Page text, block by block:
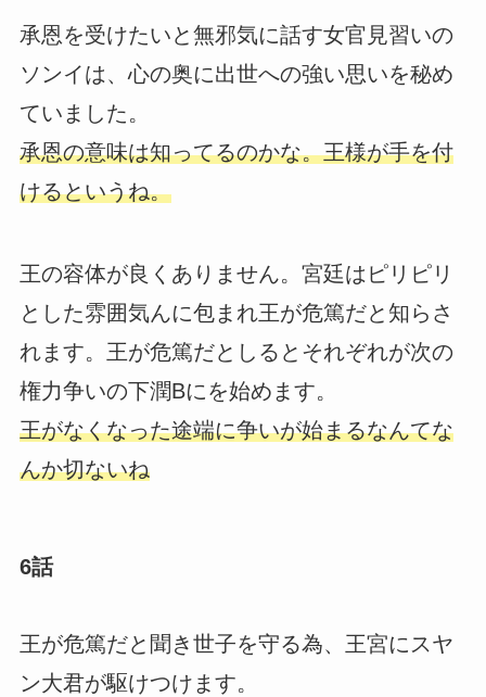
承恩を受けたいと無邪気に話す女官見習いの
ソンイは、心の奥に出世への強い思いを秘め
ていました。
承恩の意味は知ってるのかな。王様が手を付
けるというね。
王の容体が良くありません。宮廷はピリピリ
とした雰囲気んに包まれ王が危篤だと知らさ
れます。王が危篤だとしるとそれぞれが次の
権力争いの下潤Bにを始めます。
王がなくなった途端に争いが始まるなんてな
んか切ないね
6話
王が危篤だと聞き世子を守る為、王宮にスヤ
ン大君が駆けつけます。